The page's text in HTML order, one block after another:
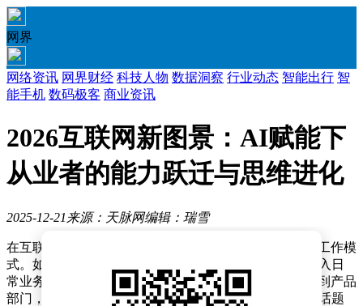
网界
网络资讯 网界财经 科技人物 数据洞察 行业动态 智能出行 智
能手机 数码极客 商业资讯
2026互联网新图景：AI赋能下
从业者的能力跃迁与思维进化
2025-12-21 来源：天脉网编辑：瑞雪
在互联网行业，一场悄然而至的变革正重塑着从业者的工作模
式。如今，AI不再是实验室里的前沿概念，而是深度融入日
常业务，成为推动行业发展的核心驱动力。从技术团队到产品
部门，再到运维小组，几乎每周都会围绕AI展开讨论，话题